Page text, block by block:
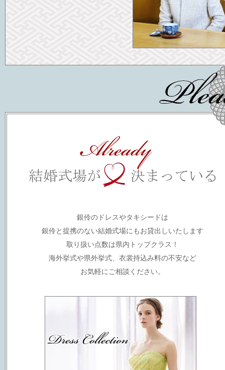
銀伶のドレスやタキシードは
銀伶と提携のない結婚式場にもお貸出しいたします
取り扱い点数は県内トップクラス！
海外挙式や県外挙式、衣裳持込み料の不安など
お気軽にご相談ください。